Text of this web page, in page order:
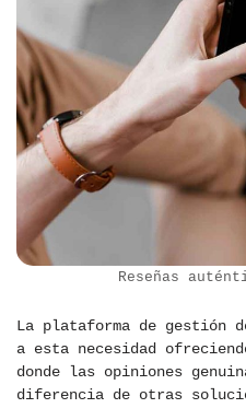
Reseñas
La plataforma de gestión
a esta necesidad
donde las opiniones
diferencia de otras